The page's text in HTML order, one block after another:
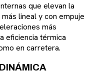
que elevan la
lineal y con empuje
más
eficiencia térmica
en carretera.